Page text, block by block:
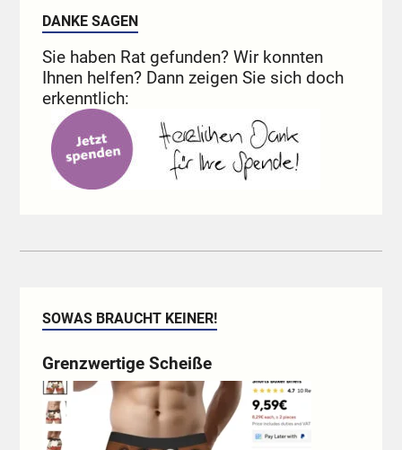
DANKE SAGEN
Sie haben Rat gefunden? Wir konnten
Ihnen helfen? Dann zeigen Sie sich doch
erkenntlich:
SOWAS BRAUCHT KEINER!
Grenzwertige Scheiße